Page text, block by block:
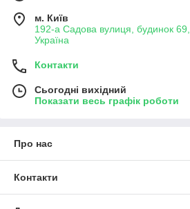
м. Київ
192-а Садова вулиця, будинок 69,
Україна
Контакти
Сьогодні вихідний
Показати весь графік роботи
Про нас
Контакти